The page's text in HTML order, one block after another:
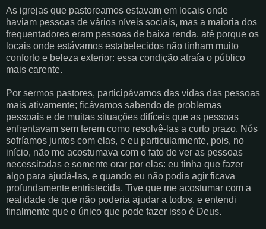
As igrejas que pastoreamos estavam em locais onde
haviam pessoas de vários níveis sociais, mas a maioria dos
frequentadores eram pessoas de baixa renda, até porque os
locais onde estávamos estabelecidos não tinham muito
conforto e beleza exterior: essa condição atraía o público
mais carente.
Por sermos pastores, participávamos das vidas das pessoas
mais ativamente; ficávamos sabendo de problemas
pessoais e de muitas situações difíceis que as pessoas
enfrentavam sem terem como resolvê-las a curto prazo. Nós
sofríamos juntos com elas, e eu particularmente, pois, no
início, não me acostumava com o fato de ver as pessoas
necessitadas e somente orar por elas: eu tinha que fazer
algo para ajudá-las, e quando eu não podia agir ficava
profundamente entristecida. Tive que me acostumar com a
realidade de que não poderia ajudar a todos, e entendi
finalmente que o único que pode fazer isso é Deus.